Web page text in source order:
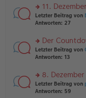
tr
a
g
e
n
er
tr
a
g
n
g
el
e
n
er
tr
a
g
rs
te
n
g
el
e
n
er
11.
Letzter Beitrag von
Antworten: 27
rs
te
n
g
el
Der
Letzter Beitrag von
Antworten: 13
rs
te
8.
Letzter Beitrag von
Antworten: 59